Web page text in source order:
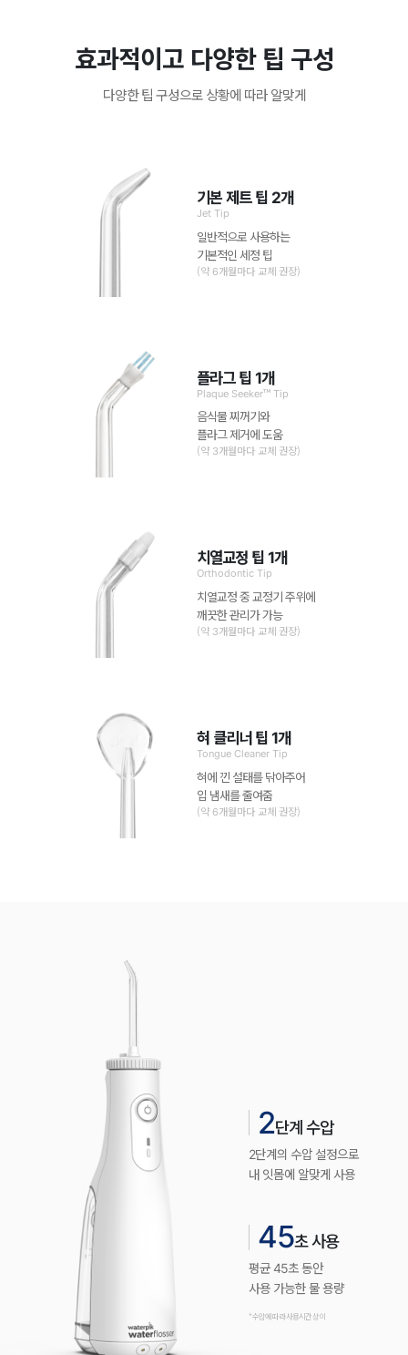
효과적이고 다양한 팁 구성
다양한 팁 구성으로 상황에 따라 알맞게
기본 제트 팁 2개
Jet Tip
일반적으로 사용하는
기본적인 세정 팁
(약 6개월마다 교체 권장)
플라그 팁 1개
Plaque Seeker™ Tip
음식물 찌꺼기와
플라그 제거에 도움
(약 3개월마다 교체 권장)
치열교정 팁 1개
Orthodontic Tip
치열교정 중 교정기 주위에
깨끗한 관리가 가능
(약 3개월마다 교체 권장)
혀 클리너 팁 1개
Tongue Cleaner Tip
혀에 낀 설태를 닦아주어
입 냄새를 줄여줌
(약 6개월마다 교체 권장)
2단계 수압
2단계의 수압 설정으로
내 잇몸에 알맞게 사용
45초 사용
평균 45초 동안
사용 가능한 물 용량
* 수압에 따라 사용시간 상이